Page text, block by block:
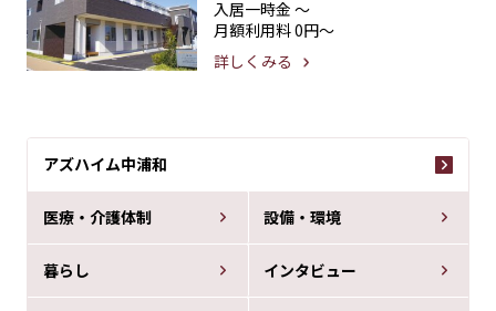
アズハイム中浦和
医療・介護体制 設備・環境
暮らし インタビュー
入居一時金 〜
月額利用料0円〜
詳しくみる